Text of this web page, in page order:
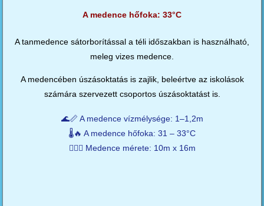
A medence hőfoka: 33°C
A tanmedence sátorborítással a téli időszakban is használható,
meleg vizes medence.
A medencében úszásoktatás is zajlik, beleértve az iskolások
számára szervezett csoportos úszásoktatást is.
🌊📏 A medence vízmélysége: 1–1,2m
🌡️🔥 A medence hőfoka: 31 – 33°C
🏊‍♂️🥒 Medence mérete: 10m x 16m